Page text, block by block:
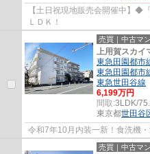
【土日祝現地販売会開催中】◆
ＬＤＫ！
売買｜中古マ
上用賀スカイ
東急田園都市
東急田園都市
東急世田谷線
6,199万円
間取:3LDK/
東京都世田谷
令和7年10月内装一新！食洗機
売買｜中古マ